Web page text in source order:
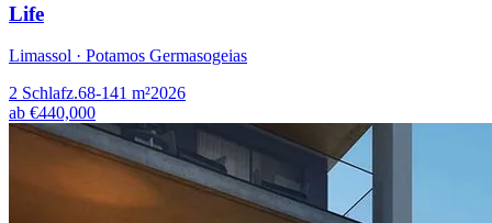
Life
Limassol · Potamos Germasogeias
2 Schlafz.68-141 m²2026
ab €440,000